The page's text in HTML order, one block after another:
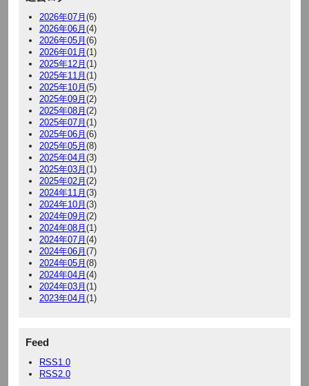
2026年07月 (6)
2026年06月 (4)
2026年05月 (6)
2026年01月 (1)
2025年12月 (1)
2025年11月 (1)
2025年10月 (5)
2025年09月 (2)
2025年08月 (2)
2025年07月 (1)
2025年06月 (6)
2025年05月 (8)
2025年04月 (3)
2025年03月 (1)
2025年02月 (2)
2024年11月 (3)
2024年10月 (3)
2024年09月 (2)
2024年08月 (1)
2024年07月 (4)
2024年06月 (7)
2024年05月 (8)
2024年04月 (4)
2024年03月 (1)
2023年04月 (1)
Feed
RSS1.0
RSS2.0